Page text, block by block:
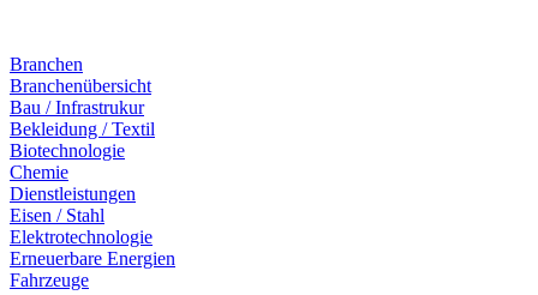
Branchen
Branchenübersicht
Bau / Infrastrukur
Bekleidung / Textil
Biotechnologie
Chemie
Dienstleistungen
Eisen / Stahl
Elektrotechnologie
Erneuerbare Energien
Fahrzeuge